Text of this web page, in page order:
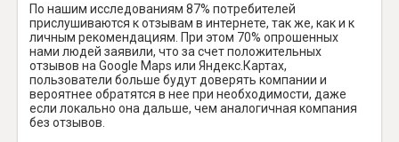
По нашим исследованиям 87% потребителей
прислушиваются к отзывам в интернете, так же, как и к
личным рекомендациям. При этом 70% опрошенных
нами людей заявили, что за счет положительных
отзывов на Google Maps или Яндекс.Картах,
пользователи больше будут доверять компании и
вероятнее обратятся в нее при необходимости, даже
если локально она дальше, чем аналогичная компания
без отзывов.